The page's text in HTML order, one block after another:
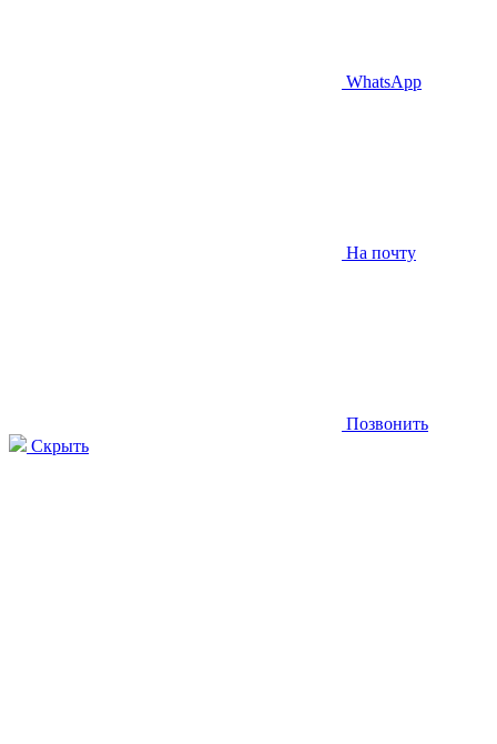
WhatsApp
На почту
Позвонить
Скрыть